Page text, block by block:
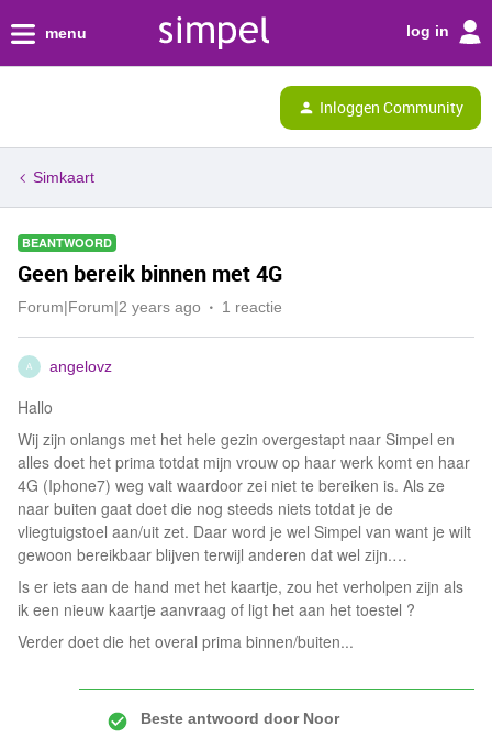
menu log in
Inloggen Community
Simkaart
BEANTWOORD
Geen bereik binnen met 4G
Forum|Forum|2 years ago 1 reactie
A angelovz
Hallo
Wij zijn onlangs met het hele gezin overgestapt naar Simpel en
alles doet het prima totdat mijn vrouw op haar werk komt en haar
4G (Iphone7) weg valt waardoor zei niet te bereiken is. Als ze
naar buiten gaat doet die nog steeds niets totdat je de
vliegtuigstoel aan/uit zet. Daar word je wel Simpel van want je wilt
gewoon bereikbaar blijven terwijl anderen dat wel zijn.…
Is er iets aan de hand met het kaartje, zou het verholpen zijn als
ik een nieuw kaartje aanvraag of ligt het aan het toestel ?
Verder doet die het overal prima binnen/buiten...
Beste antwoord doorNoor